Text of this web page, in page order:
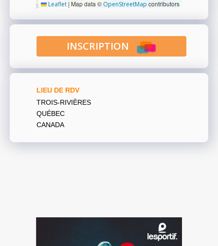
Leaflet | Map data ©OpenStreetMap contributors
INSCRIPTION
LIEU DE RDV
TROIS-RIVIÈRES
QUÉBEC
CANADA